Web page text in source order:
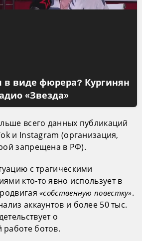
в виде фюрера? Кургинян
«Звезда»
всего данных публикаций
и Instagram (организация,
запрещена в РФ).
с трагическими
кто-то явно использует в
«собственную повестку».
аккаунтов и более 50 тыс.
о
ботов.